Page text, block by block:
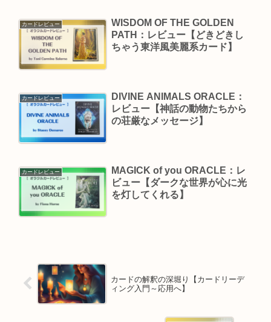
カードレビュー
WISDOM OF THE GOLDEN
PATH：レビュー【どきどきし
ちゃう東洋風美麗系カード】
カードレビュー
DIVINE ANIMALS ORACLE：
レビュー【神話の動物たちから
の荘厳なメッセージ】
カードレビュー
MAGICK of you ORACLE：レ
ビュー【ダークな世界が心に光
を灯してくれる】
カードの解釈の深堀り【カードリーデ
ィング入門～応用へ】